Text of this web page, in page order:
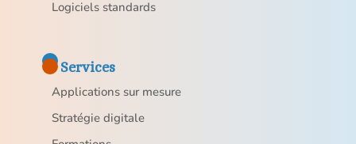
Logiciels standards
Services
Applications sur mesure
Stratégie digitale